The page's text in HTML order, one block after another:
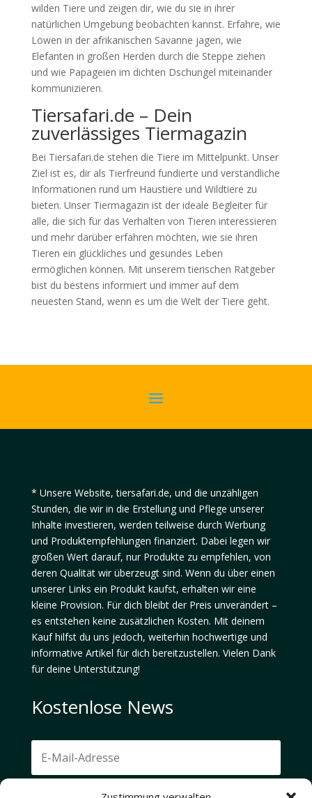
wilden Tiere und zeigen dir, wie du sie in ihrer
natürlichen Umgebung beobachten kannst. Erfahre, wie
Löwen in der afrikanischen Savanne jagen, wie
Elefanten in großen Herden durch die Steppe ziehen
und wie Papageien im dichten Dschungel miteinander
kommunizieren.
Tiersafari.de – Dein
zuverlässiges Tiermagazin
Bei Tiersafari.de stehen die Tiere im Mittelpunkt. Unser
Ziel ist es, dir als Tierfreund fundierte und verständliche
Informationen rund um Haustiere und Wildtiere zu
bieten. Unser Tiermagazin ist der ideale Begleiter für
alle, die sich für das Verhalten von Tieren interessieren
und mehr darüber erfahren möchten, wie sie ihren
Tieren ein glückliches und gesundes Leben
ermöglichen können. Mit unserem tierischen Ratgeber
bist du bestens informiert und immer auf dem
neuesten Stand, wenn es um die Welt der Tiere geht.
* Unsere Website, tiersafari.de, und die unzähligen
Stunden, die wir in die Erstellung und Pflege unserer
Inhalte investieren, werden teilweise durch Werbung
und Produktempfehlungen finanziert. Dabei legen wir
großen Wert darauf, nur Produkte zu empfehlen, von
deren Qualität wir überzeugt sind. Wenn du über einen
unserer Links ein Produkt kaufst, erhalten wir eine
kleine Provision. Für dich bleibt der Preis unverändert –
es entstehen keine zusätzlichen Kosten. Mit deinem
Kauf hilfst du uns jedoch, weiterhin hochwertige und
informative Artikel für dich bereitzustellen. Vielen Dank
für deine Unterstützung!
Kostenlose News